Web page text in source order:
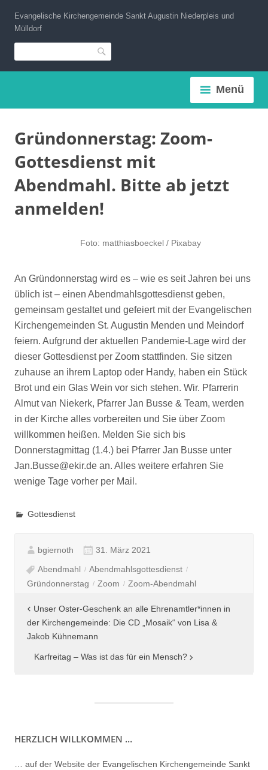
Inhalt
springen
Evangelische Kirchengemeinde Sankt Augustin Niederpleis und
Mülldorf
Suche
Menü
Gründonnerstag: Zoom-
Gottesdienst mit
Abendmahl. Bitte ab jetzt
anmelden!
Foto: matthiasboeckel / Pixabay
An Gründonnerstag wird es – wie es seit Jahren bei uns
üblich ist – einen Abendmahlsgottesdienst geben,
gemeinsam gestaltet und gefeiert mit der Evangelischen
Kirchengemeinden St. Augustin Menden und Meindorf
feiern. Aufgrund der aktuellen Pandemie-Lage wird der
dieser Gottesdienst per Zoom stattfinden. Sie sitzen
zuhause an ihrem Laptop oder Handy, haben ein Stück
Brot und ein Glas Wein vor sich stehen. Wir. Pfarrerin
Almut van Niekerk, Pfarrer Jan Busse & Team, werden
in der Kirche alles vorbereiten und Sie über Zoom
willkommen heißen. Melden Sie sich bis
Donnerstagmittag (1.4.) bei Pfarrer Jan Busse unter
Jan.Busse@ekir.de an. Alles weitere erfahren Sie
wenige Tage vorher per Mail.
Gottesdienst
bgiernoth 31. März 2021
Abendmahl
Abendmahlsgottesdienst
Gründonnerstag
Zoom Zoom-Abendmahl
Beitragsnavigation
Unser Oster-Geschenk an alle Ehrenamtler*innen in
der Kirchengemeinde: Die CD „Mosaik“ von Lisa &
Jakob Kühnemann
Karfreitag – Was ist das für ein Mensch?
HERZLICH WILLKOMMEN …
… auf der Website der Evangelischen Kirchengemeinde Sankt